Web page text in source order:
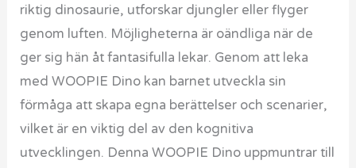
riktig dinosaurie, utforskar djungler eller flyger
genom luften. Möjligheterna är oändliga när de
ger sig hän åt fantasifulla lekar. Genom att leka
med WOOPIE Dino kan barnet utveckla sin
förmåga att skapa egna berättelser och scenarier,
vilket är en viktig del av den kognitiva
utvecklingen. Denna WOOPIE Dino uppmuntrar till